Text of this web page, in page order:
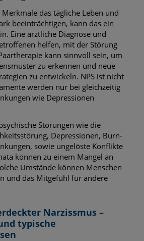
das tägliche Leben und
beeinträchtigen, kann das ein
Eine ärztliche Diagnose und
helfen, mit der Störung
kann sinnvoll sein, um
zu erkennen und neue
zu entwickeln. NPS ist nicht
werden nur bei gleichzeitig
wie Depressionen
Störungen wie die
Depressionen, Burn-
sowie ungelöste Konflikte
können zu einem Mangel an
Umstände können Menschen
und das Mitgefühl für andere
Narzissmus –
typische